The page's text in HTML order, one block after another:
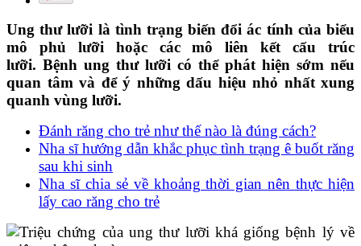
Ung thư lưỡi là tình trạng biến đổi ác tính của biểu
mô phủ lưỡi hoặc các mô liên kết cấu trúc
lưỡi. Bệnh ung thư lưỡi có thể phát hiện sớm nếu
quan tâm và để ý những dấu hiệu nhỏ nhất xung
quanh vùng lưỡi.
Đánh răng cho trẻ như thế nào là đúng cách?
Nha sĩ hướng dẫn khắc phục tình trạng ê buốt răng
sau khi sinh
Nha sĩ chia sẻ về khoảng thời gian nên thực hiện
lấy cao răng cho trẻ